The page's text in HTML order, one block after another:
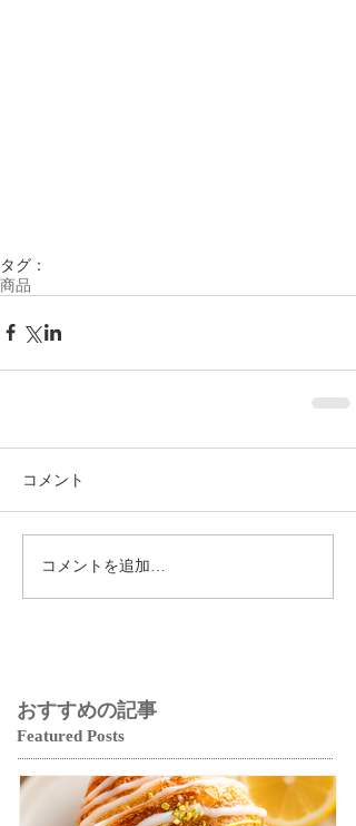
タグ：
商品
コメント
コメントを追加…
おすすめの記事
Featured Posts